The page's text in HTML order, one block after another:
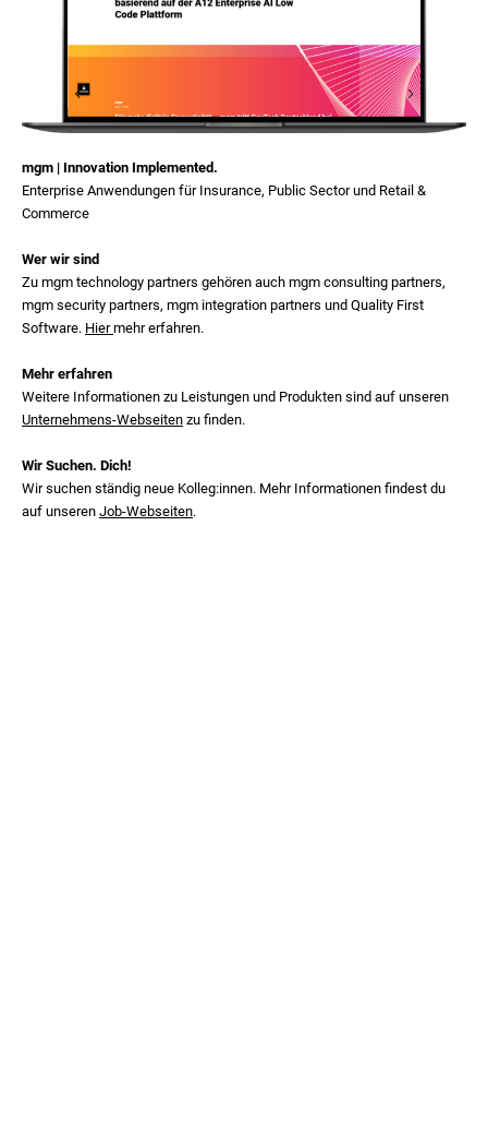
mgm | Innovation Implemented.
Enterprise Anwendungen für Insurance, Public Sector und Retail &
Commerce
Wer wir sind
Zu mgm technology partners gehören auch mgm consulting partners,
mgm security partners, mgm integration partners und Quality First
Software. Hiermehr erfahren.
Mehr erfahren
Weitere Informationen zu Leistungen und Produkten sind auf unseren
Unternehmens-Webseiten zu finden.
Wir Suchen. Dich!
Wir suchen ständig neue Kolleg:innen. Mehr Informationen findest du
auf unseren Job-Webseiten.